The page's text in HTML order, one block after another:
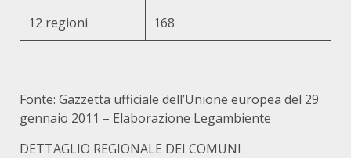
12 regioni 168
Fonte: Gazzetta ufficiale dell’Unione europea del 29
gennaio 2011 – Elaborazione Legambiente
DETTAGLIO REGIONALE DEI COMUNI